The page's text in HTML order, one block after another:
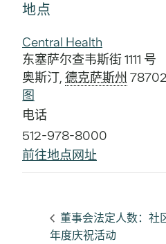
地点
Central Health
东塞萨尔查韦斯街 1111 号
奥斯汀, 德克萨斯州 78702
图
电话
512-978-8000
前往地点网址
董事会法定人数：社
年度庆祝活动